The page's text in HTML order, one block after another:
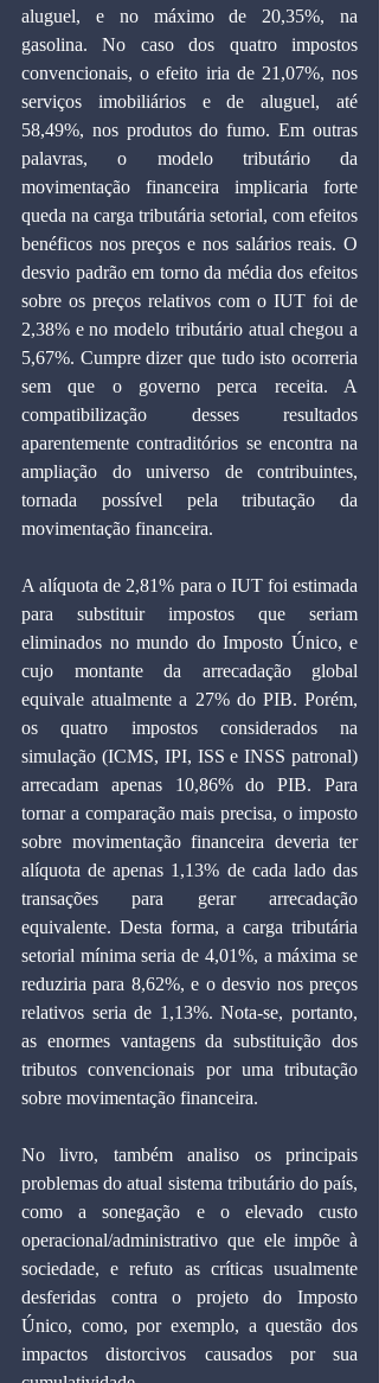
aluguel, e no máximo de 20,35%, na
gasolina. No caso dos quatro impostos
convencionais, o efeito iria de 21,07%, nos
serviços imobiliários e de aluguel, até
58,49%, nos produtos do fumo. Em outras
palavras, o modelo tributário da
movimentação financeira implicaria forte
queda na carga tributária setorial, com efeitos
benéficos nos preços e nos salários reais. O
desvio padrão em torno da média dos efeitos
sobre os preços relativos com o IUT foi de
2,38% e no modelo tributário atual chegou a
5,67%. Cumpre dizer que tudo isto ocorreria
sem que o governo perca receita. A
compatibilização desses resultados
aparentemente contraditórios se encontra na
ampliação do universo de contribuintes,
tornada possível pela tributação da
movimentação financeira.
A alíquota de 2,81% para o IUT foi estimada
para substituir impostos que seriam
eliminados no mundo do Imposto Único, e
cujo montante da arrecadação global
equivale atualmente a 27% do PIB. Porém,
os quatro impostos considerados na
simulação (ICMS, IPI, ISS e INSS patronal)
arrecadam apenas 10,86% do PIB. Para
tornar a comparação mais precisa, o imposto
sobre movimentação financeira deveria ter
alíquota de apenas 1,13% de cada lado das
transações para gerar arrecadação
equivalente. Desta forma, a carga tributária
setorial mínima seria de 4,01%, a máxima se
reduziria para 8,62%, e o desvio nos preços
relativos seria de 1,13%. Nota-se, portanto,
as enormes vantagens da substituição dos
tributos convencionais por uma tributação
sobre movimentação financeira.
No livro, também analiso os principais
problemas do atual sistema tributário do país,
como a sonegação e o elevado custo
operacional/administrativo que ele impõe à
sociedade, e refuto as críticas usualmente
desferidas contra o projeto do Imposto
Único, como, por exemplo, a questão dos
impactos distorcivos causados por sua